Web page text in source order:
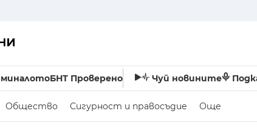
БНТ Проверено Чуй новините
Общество Сигурност и правосъдие Още